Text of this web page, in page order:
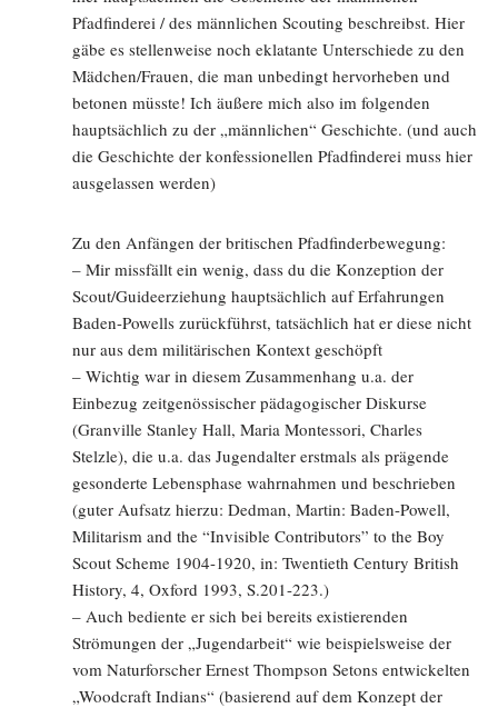
Pfadfinderei / des männlichen Scouting beschreibst. Hier
gäbe es stellenweise noch eklatante Unterschiede zu den
Mädchen/Frauen, die man unbedingt hervorheben und
betonen müsste! Ich äußere mich also im folgenden
hauptsächlich zu der „männlichen“ Geschichte. (und auch
die Geschichte der konfessionellen Pfadfinderei muss hier
ausgelassen werden)
Zu den Anfängen der britischen Pfadfinderbewegung:
– Mir missfällt ein wenig, dass du die Konzeption der
Scout/Guideerziehung hauptsächlich auf Erfahrungen
Baden-Powells zurückführst, tatsächlich hat er diese nicht
nur aus dem militärischen Kontext geschöpft
– Wichtig war in diesem Zusammenhang u.a. der
Einbezug zeitgenössischer pädagogischer Diskurse
(Granville Stanley Hall, Maria Montessori, Charles
Stelzle), die u.a. das Jugendalter erstmals als prägende
gesonderte Lebensphase wahrnahmen und beschrieben
(guter Aufsatz hierzu: Dedman, Martin: Baden-Powell,
Militarism and the “Invisible Contributors” to the Boy
Scout Scheme 1904-1920, in: Twentieth Century British
History, 4, Oxford 1993, S.201-223.)
– Auch bediente er sich bei bereits existierenden
Strömungen der „Jugendarbeit“ wie beispielsweise der
vom Naturforscher Ernest Thompson Setons entwickelten
„Woodcraft Indians“ (basierend auf dem Konzept der